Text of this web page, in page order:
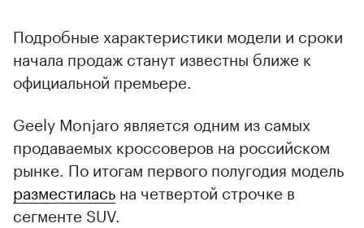
Подробные характеристики модели и сроки
начала продаж станут известны ближе к
официальной премьере.
Geely Monjaro является одним из самых
продаваемых кроссоверов на российском
рынке. По итогам первого полугодия модель
разместилась на четвертой строчке в
сегменте SUV.